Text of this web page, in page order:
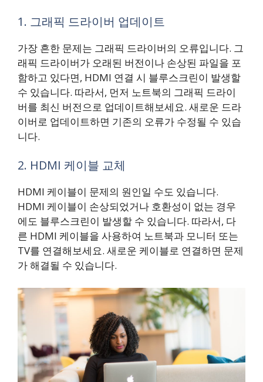
1. 그래픽 드라이버 업데이트
가장 흔한 문제는 그래픽 드라이버의 오류입니다. 그
래픽 드라이버가 오래된 버전이나 손상된 파일을 포
함하고 있다면, HDMI 연결 시 블루스크린이 발생할
수 있습니다. 따라서, 먼저 노트북의 그래픽 드라이
버를 최신 버전으로 업데이트해보세요. 새로운 드라
이버로 업데이트하면 기존의 오류가 수정될 수 있습
니다.
2. HDMI 케이블 교체
HDMI 케이블이 문제의 원인일 수도 있습니다.
HDMI 케이블이 손상되었거나 호환성이 없는 경우
에도 블루스크린이 발생할 수 있습니다. 따라서, 다
른 HDMI 케이블을 사용하여 노트북과 모니터 또는
TV를 연결해보세요. 새로운 케이블로 연결하면 문제
가 해결될 수 있습니다.